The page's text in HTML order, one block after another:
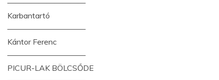
——————————
Karbantartó
——————————
Kántor Ferenc
——————————
PICUR-LAK BÖLCSŐDE